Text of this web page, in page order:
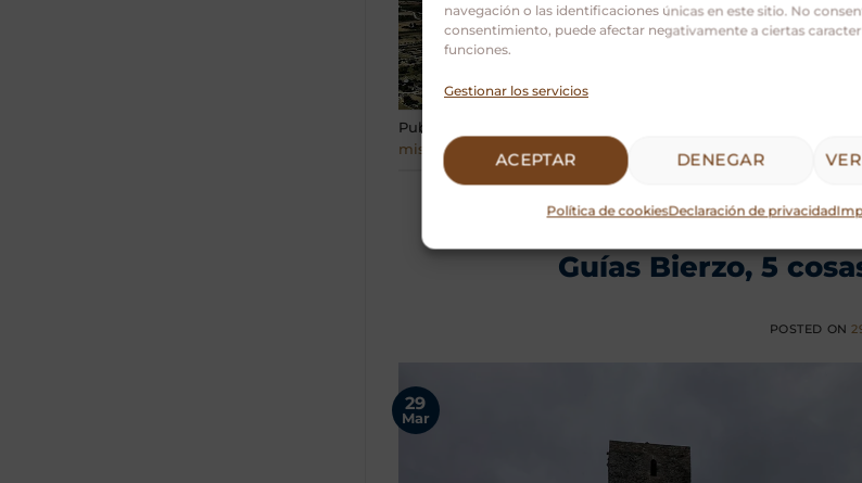
navegación o las identificaciones únicas en este sitio. No
consentimiento, puede afectar negativamente a ciertas
funciones.
Gestionar los servicios
ACEPTAR DENEGAR
Política de cookiesDeclaración de privacidad
Publicado en
misterios bierzo, secretos del bierzo turismo del bierzo
Guías Bierzo, 5
POSTED ON
29
Mar